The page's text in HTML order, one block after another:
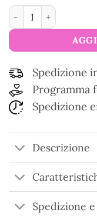
Filato di lana
Spedizione
Programma
Spedizione
Descrizione
Spedizione